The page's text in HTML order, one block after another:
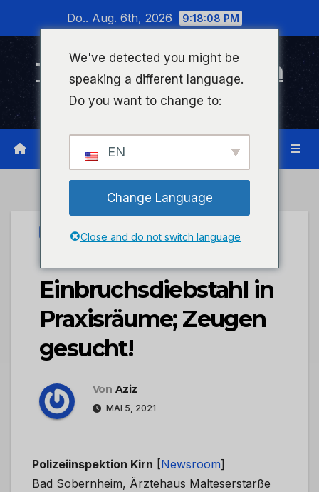
wechseln
Do.. Aug. 6th, 2026 9:18:09 PM
Timeline Bad Kreuznach
Infonetzwerk für Bad Kreuznach
UNCATEGORIZED
POL-PIKIR:
Einbruchsdiebstahl in
Praxisräume; Zeugen
gesucht!
Von Aziz
MAI 5, 2021
Polizeiinspektion Kirn [Newsroom]
Bad Sobernheim, Ärztehaus Malteserstarße
We've detected you might be
speaking a different language.
Do you want to change to:
EN
Change Language
Close and do not switch language